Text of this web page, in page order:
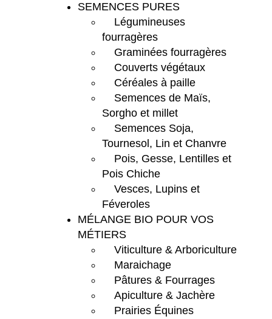
SEMENCES PURES
Légumineuses
fourragères
Graminées fourragères
Couverts végétaux
Céréales à paille
Semences de Maïs,
Sorgho et millet
Semences Soja,
Tournesol, Lin et Chanvre
Pois, Gesse, Lentilles et
Pois Chiche
Vesces, Lupins et
Féveroles
MÉLANGE BIO POUR VOS
MÉTIERS
Viticulture & Arboriculture
Maraichage
Pâtures & Fourrages
Apiculture & Jachère
Prairies Équines